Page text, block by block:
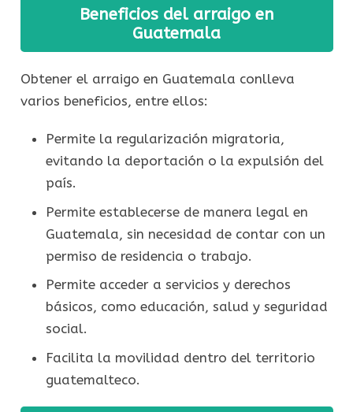
Beneficios del arraigo en
Guatemala
Obtener el arraigo en Guatemala conlleva
varios beneficios, entre ellos:
Permite la regularización migratoria,
evitando la deportación o la expulsión del
país.
Permite establecerse de manera legal en
Guatemala, sin necesidad de contar con un
permiso de residencia o trabajo.
Permite acceder a servicios y derechos
básicos, como educación, salud y seguridad
social.
Facilita la movilidad dentro del territorio
guatemalteco.